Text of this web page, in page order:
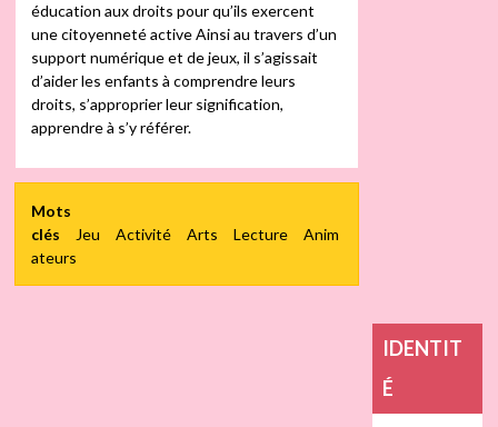
éducation aux droits pour qu’ils exercent
une citoyenneté active Ainsi au travers d’un
support numérique et de jeux, il s’agissait
d’aider les enfants à comprendre leurs
droits, s’approprier leur signification,
apprendre à s’y référer.
Mots
clés
Jeu Activité Arts Lecture
Anim
ateurs
IDENTIT
É